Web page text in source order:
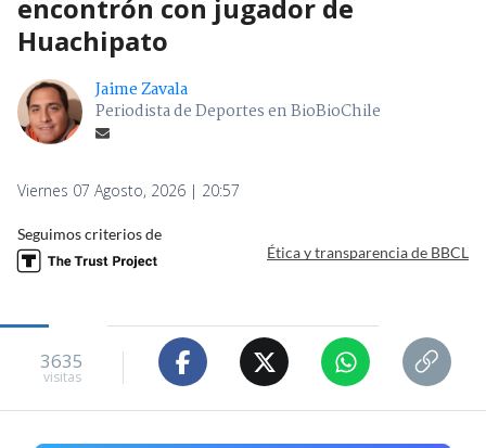
encontrón con jugador de
Huachipato
Jaime Zavala
Periodista de Deportes en BioBioChile
Viernes 07 Agosto, 2026 | 20:57
Seguimos criterios de
Ética y transparencia de BBCL
3635
visitas